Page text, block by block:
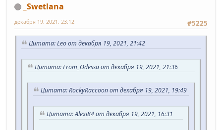
_Swetlana
#5225
декабря 19, 2021, 23:12
Цитата: Leo от декабря 19, 2021, 21:42
Цитата: From_Odessa от декабря 19, 2021, 21:36
Цитата: RockyRaccoon от декабря 19, 2021, 19:49
Цитата: Alexi84 от декабря 19, 2021, 16:31